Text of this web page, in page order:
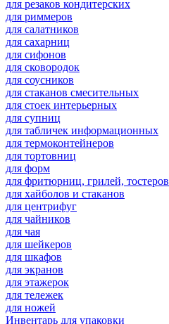
для резаков кондитерских
для риммеров
для салатников
для сахарниц
для сифонов
для сковородок
для соусников
для стаканов смесительных
для стоек интерьерных
для супниц
для табличек информационных
для термоконтейнеров
для тортовниц
для форм
для фритюрниц, грилей, тостеров
для хайболов и стаканов
для центрифуг
для чайников
для чая
для шейкеров
для шкафов
для экранов
для этажерок
для тележек
для ножей
Инвентарь для упаковки